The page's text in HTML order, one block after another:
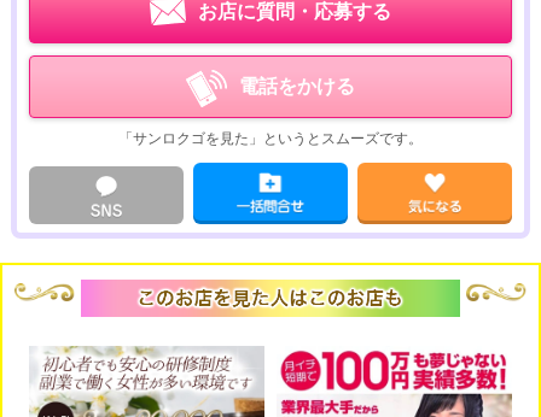
お友達紹介も受付中！
１人紹介するごとに金一封のボーナスありますよ♪
是非、ご応募くださいね！
お店に質問・応募する
電話をかける
「サンロクゴを見た」というとスムーズです。